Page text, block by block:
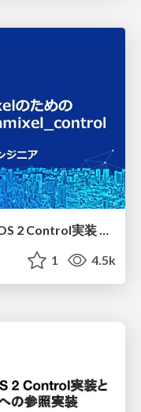
ROBOTIS DynamixelのためのROS 2 Control実装 dynamixel_control
1 4.5k